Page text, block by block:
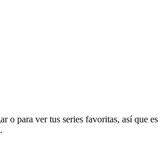
o para ver tus series favoritas, así que es